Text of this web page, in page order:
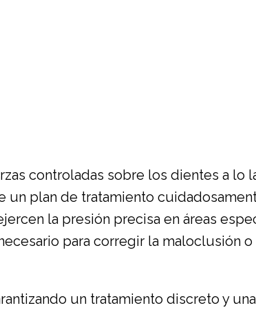
controladas sobre los dientes a lo
plan de tratamiento
la presión precisa en áreas
para corregir la maloclusión
un tratamiento discreto y